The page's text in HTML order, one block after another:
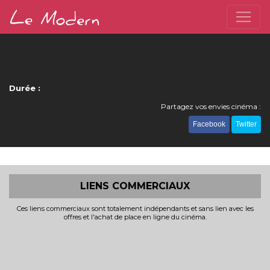
Durée :
Partagez vos envies cinéma :
Facebook Twitter
LIENS COMMERCIAUX
Ces liens commerciaux sont totalement indépendants et sans lien avec les
offres et l'achat de place en ligne du cinéma.